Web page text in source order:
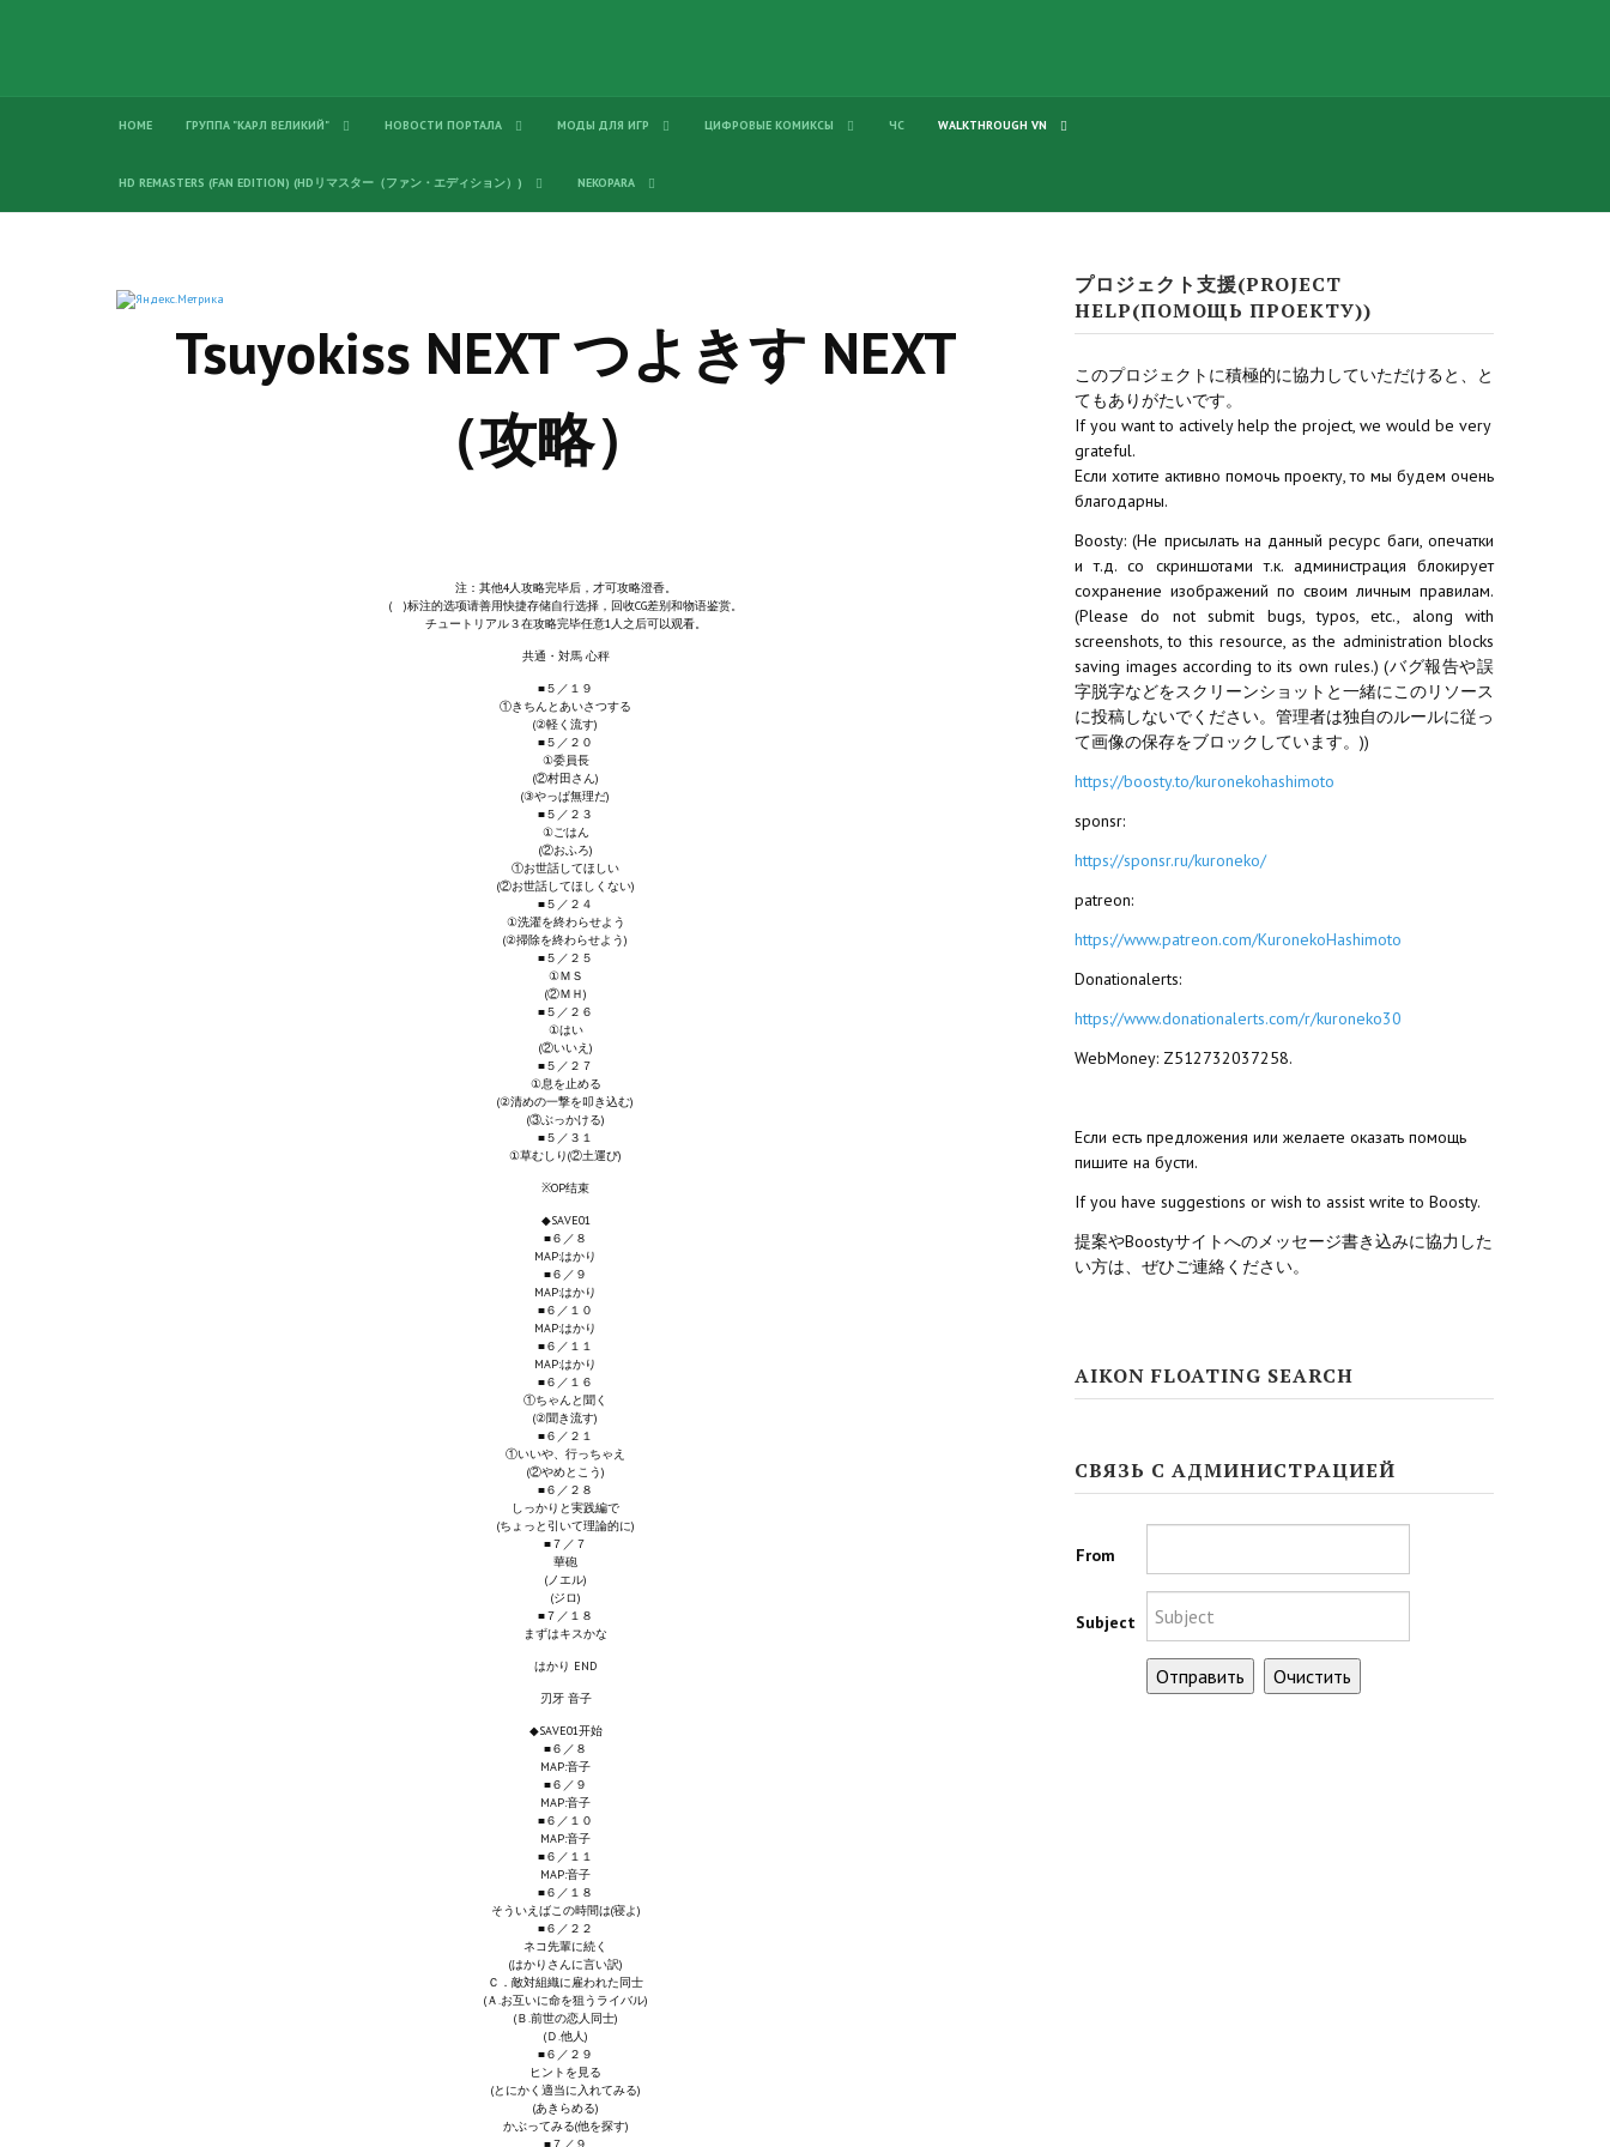
HOME ГРУППА "КАРЛ ВЕЛИКИЙ" НОВОСТИ ПОРТАЛА МОДЫ ДЛЯ ИГР ЦИФРОВЫЕ КОМИКСЫ ЧС WALKTHROUGH VN
HD REMASTERS (FAN EDITION) (HDリマスター（ファン・エディション）) NEKOPARA
Tsuyokiss NEXT つよきす NEXT
（攻略）
注：其他4人攻略完毕后，才可攻略澄香。
( )标注的选项请善用快捷存储自行选择，回收CG差别和物语鉴赏。
チュートリアル３在攻略完毕任意1人之后可以观看。
共通・対馬 心秤
■５／１９
①きちんとあいさつする
(②軽く流す)
■５／２０
①委員長
(②村田さん)
(③やっぱ無理だ)
■５／２３
①ごはん
(②おふろ)
①お世話してほしい
(②お世話してほしくない)
■５／２４
①洗濯を終わらせよう
(②掃除を終わらせよう)
■５／２５
①ＭＳ
(②ＭＨ)
■５／２６
①はい
(②いいえ)
■５／２７
①息を止める
(②清めの一撃を叩き込む)
(③ぶっかける)
■５／３１
①草むしり(②土運び)
※OP结束
◆SAVE01
■６／８
MAP:はかり
■６／９
MAP:はかり
■６／１０
MAP:はかり
■６／１１
MAP:はかり
■６／１６
①ちゃんと聞く
(②聞き流す)
■６／２１
①いいや、行っちゃえ
(②やめとこう)
■６／２８
しっかりと実践編で
(ちょっと引いて理論的に)
■７／７
華砲
(ノエル)
(ジロ)
■７／１８
まずはキスかな
はかり END
刃牙 音子
◆SAVE01开始
■６／８
MAP:音子
■６／９
MAP:音子
■６／１０
MAP:音子
■６／１１
MAP:音子
■６／１８
そういえばこの時間は(寝よ)
■６／２２
ネコ先輩に続く
(はかりさんに言い訳)
Ｃ．敵対組織に雇われた同士
(Ａ.お互いに命を狙うライバル)
(Ｂ.前世の恋人同士)
(Ｄ.他人)
■６／２９
ヒントを見る
(とにかく適当に入れてみる)
(あきらめる)
かぶってみる(他を探す)
■７／９
プロジェクト支援(PROJECT
HELP(ПОМОЩЬ ПРОЕКТУ))
このプロジェクトに積極的に協力していただけると、と
てもありがたいです。
If you want to actively help the project, we would be very
grateful.
Если хотите активно помочь проекту, то мы будем очень
благодарны.
Boosty: (Не присылать на данный ресурс баги, опечатки
и т.д. со скриншотами т.к. администрация блокирует
сохранение изображений по своим личным правилам.
(Please do not submit bugs, typos, etc., along with
screenshots, to this resource, as the administration blocks
saving images according to its own rules.) (バグ報告や誤
字脱字などをスクリーンショットと一緒にこのリソース
に投稿しないでください。管理者は独自のルールに従っ
て画像の保存をブロックしています。))
https://boosty.to/kuronekohashimoto
sponsr:
https://sponsr.ru/kuroneko/
patreon:
https://www.patreon.com/KuronekoHashimoto
Donationalerts:
https://www.donationalerts.com/r/kuroneko30
WebMoney: Z512732037258.
Если есть предложения или желаете оказать помощь
пишите на бусти.
If you have suggestions or wish to assist write to Boosty.
提案やBoostyサイトへのメッセージ書き込みに協力した
い方は、ぜひご連絡ください。
AIKON FLOATING SEARCH
СВЯЗЬ С АДМИНИСТРАЦИЕЙ
From
Subject